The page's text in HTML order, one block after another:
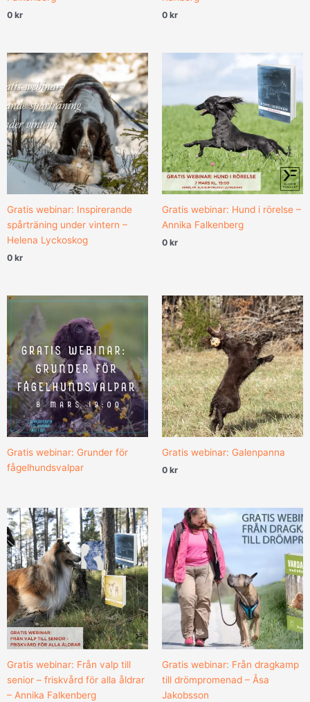
0 kr 0 kr
Gratis webinar: Inspirerande
spårträning under vintern –
Helena Lyckoskog
0 kr
Gratis webinar: Hund i rörelse –
Annika Falkenberg
0 kr
Gratis webinar: Grunder för
fågelhundsvalpar
Gratis webinar: Galenpanna
0 kr
Gratis webinar: Från valp till
senior – friskvård för alla åldrar
– Annika Falkenberg
Gratis webinar: Från dragkamp
till drömpromenad – Åsa
Jakobsson